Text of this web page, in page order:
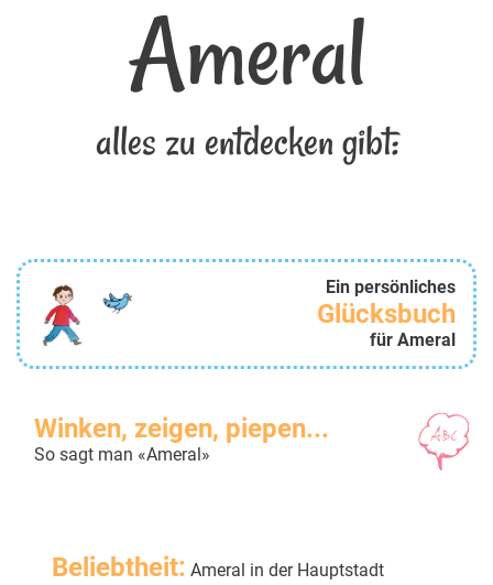
Ameral
alles zu entdecken gibt:
Ein persönliches
Glücksbuch
für Ameral
Winken, zeigen, piepen...
So sagt man «Ameral»
Beliebtheit: Ameral in der Hauptstadt